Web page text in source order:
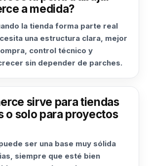
a medida?
la tienda forma parte real
una estructura clara, mejor
control técnico y
sin depender de parches.
sirve para tiendas
o solo para proyectos
ser una base muy sólida
siempre que esté bien